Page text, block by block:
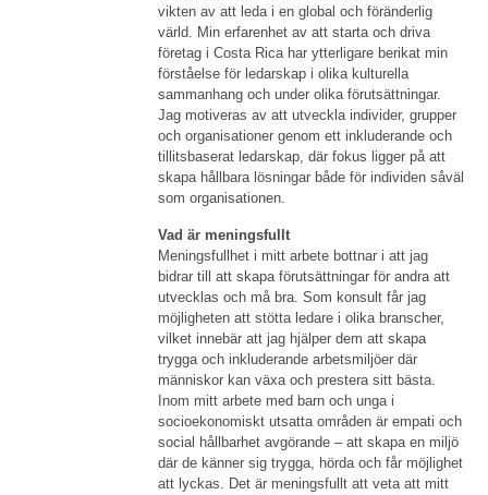
vikten av att leda i en global och föränderlig
värld. Min erfarenhet av att starta och driva
företag i Costa Rica har ytterligare berikat min
förståelse för ledarskap i olika kulturella
sammanhang och under olika förutsättningar.
Jag motiveras av att utveckla individer, grupper
och organisationer genom ett inkluderande och
tillitsbaserat ledarskap, där fokus ligger på att
skapa hållbara lösningar både för individen såväl
som organisationen.
Vad är meningsfullt
Meningsfullhet i mitt arbete bottnar i att jag
bidrar till att skapa förutsättningar för andra att
utvecklas och må bra. Som konsult får jag
möjligheten att stötta ledare i olika branscher,
vilket innebär att jag hjälper dem att skapa
trygga och inkluderande arbetsmiljöer där
människor kan växa och prestera sitt bästa.
Inom mitt arbete med barn och unga i
socioekonomiskt utsatta områden är empati och
social hållbarhet avgörande – att skapa en miljö
där de känner sig trygga, hörda och får möjlighet
att lyckas. Det är meningsfullt att veta att mitt